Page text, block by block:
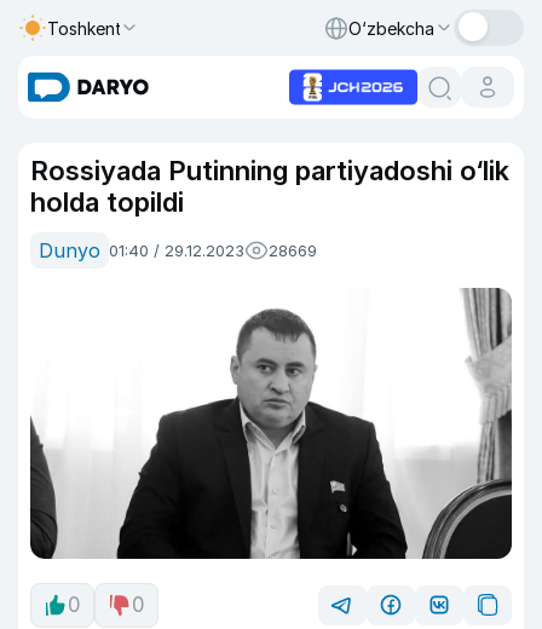
Toshkent O‘zbekcha
Rossiyada Putinning partiyadoshi o‘lik
holda topildi
Dunyo 01:40 / 29.12.2023 28669
0 0